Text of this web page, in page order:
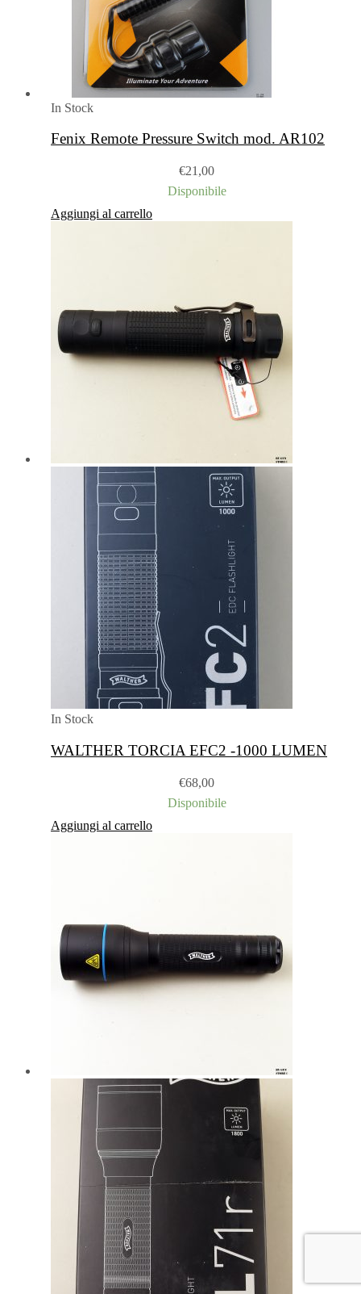
In Stock
Fenix Remote Pressure Switch mod. AR102
€21,00
Disponibile
Aggiungi al carrello
In Stock
WALTHER TORCIA EFC2 -1000 LUMEN
€68,00
Disponibile
Aggiungi al carrello